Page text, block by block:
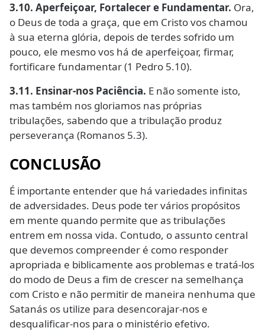
3.10. Aperfeiçoar, Fortalecer e Fundamentar. Ora,
o Deus de toda a graça, que em Cristo vos chamou
à sua eterna glória, depois de terdes sofrido um
pouco, ele mesmo vos há de aperfeiçoar, firmar,
fortificare fundamentar (1 Pedro 5.10).
3.11. Ensinar-nos Paciência. E não somente isto,
mas também nos gloriamos nas próprias
tribulações, sabendo que a tribulação produz
perseverança (Romanos 5.3).
CONCLUSÃO
É importante entender que há variedades infinitas
de adversidades. Deus pode ter vários propósitos
em mente quando permite que as tribulações
entrem em nossa vida. Contudo, o assunto central
que devemos compreender é como responder
apropriada e biblicamente aos problemas e tratá-los
do modo de Deus a fim de crescer na semelhança
com Cristo e não permitir de maneira nenhuma que
Satanás os utilize para desencorajar-nos e
desqualificar-nos para o ministério efetivo.